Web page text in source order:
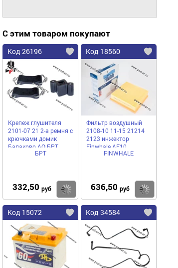
С этим товаром покупают
Код 26196
Крепеж глушителя
2101-07 21 2-а ремня с
крючками домик
Балаково АО БРТ
БРТ
332,50 руб Купить
Код 18560
Фильтр воздушный
2108-10 11-15 21214
2123 инжектор
Finwhale AF10
FINWHALE
636,50 руб
Код 15072 Код 34584